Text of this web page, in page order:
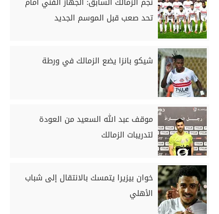
تحد صعب قبل الموسم الجديد
شيكو بانزا يضع الزمالك في ورطة
موقف عبد الله السعيد من العودة
لتدريبات الزمالك
خوان بيزيرا يتمسك بالانتقال إلى شباب
الأهلي